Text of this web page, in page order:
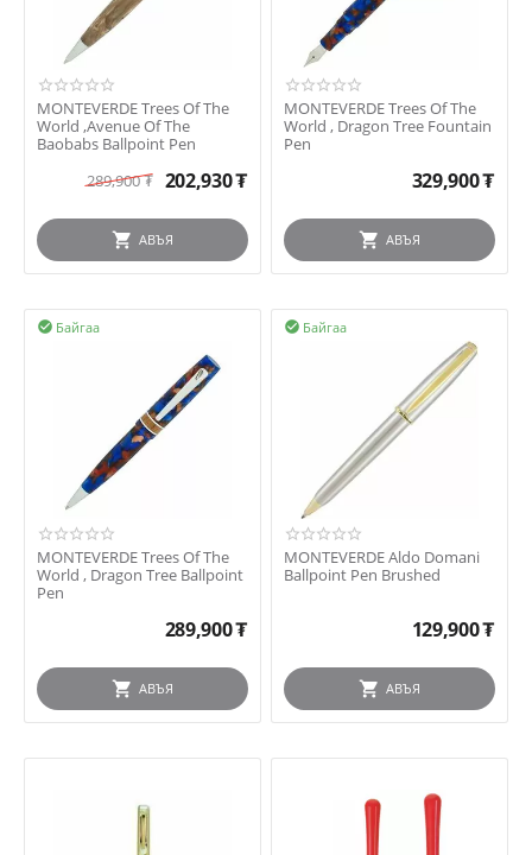
MONTEVERDE Trees Of The
World ,Avenue Of The
Baobabs Ballpoint Pen
289,900₮ 202,930₮
АВЪЯ
MONTEVERDE Trees Of The
World , Dragon Tree Fountain
Pen
329,900₮
АВЪЯ
Байгаа

MONTEVERDE Trees Of The
World , Dragon Tree Ballpoint
Pen
289,900₮
АВЪЯ
Байгаа

MONTEVERDE Aldo Domani
Ballpoint Pen Brushed
129,900₮
АВЪЯ